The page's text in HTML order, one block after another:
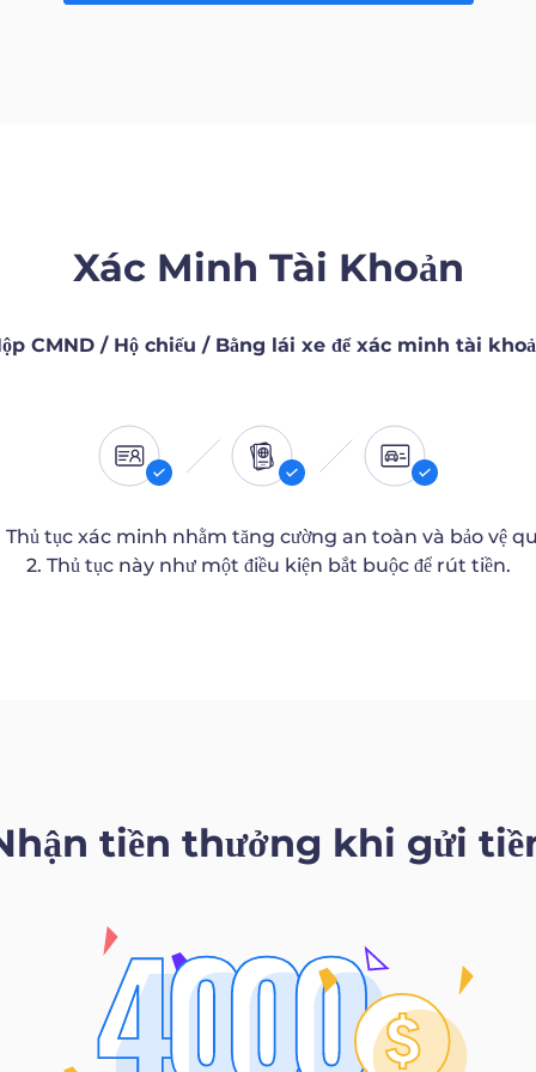
Xác Minh Tài Khoản
CMND / Hộ chiếu / Bằng lái xe để xác minh tài
Thủ tục xác minh nhằm tăng cường an toàn và bảo vệ
2. Thủ tục này như một điều kiện bắt buộc để rút tiền.
tiền thưởng khi gửi